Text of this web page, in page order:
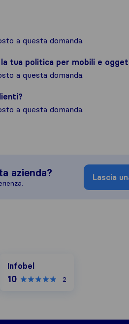
a questa domanda.
tua politica per mobili e
a questa domanda.
a questa domanda.
azienda? Lascia
Infobel
10 2